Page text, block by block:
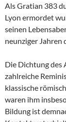
Als Gratian 383
Lyon ermordet
seinen
neunziger Jahren
Die Dichtung des
zahlreiche
klassische
waren ihm
Bildung ist